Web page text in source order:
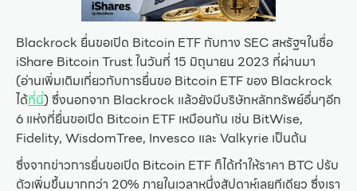
Blackrock ยื่นขอเปิด Bitcoin ETF กับทาง SEC สหรัฐฯในชื่อ
iShare Bitcoin Trust ในวันที่ 15 มิถุนายน 2023 ที่ผ่านมา
(อ่านเพิ่มเติมเกี่ยวกับการยื่นขอ Bitcoin ETF ของ Blackrock
ได้ที่นี่) ซึ่งนอกจาก Blackrock แล้วยังมีบริษัทหลักทรัพย์อื่นๆอีก
6 แห่งที่ยื่นขอเปิด Bitcoin ETF เหมือนกัน เช่น BitWise,
Fidelity, WisdomTree, Invesco และ Valkyrie เป็นต้น
ซึ่งจากข่าวการยื่นขอเปิด Bitcoin ETF ก็ได้ทำให้ราคา BTC ปรับ
ตัวเพิ่มขึ้นมากกว่า 20% ภายในเวลาหนึ่งสัปดาห์เลยทีเดียว ซึ่งเรา